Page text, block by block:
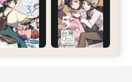
，過來，就是妳。沒有看過妳欸？
走到一諾身邊時，一諾又下達了其
段「即興」。她回到排助桌，開始收